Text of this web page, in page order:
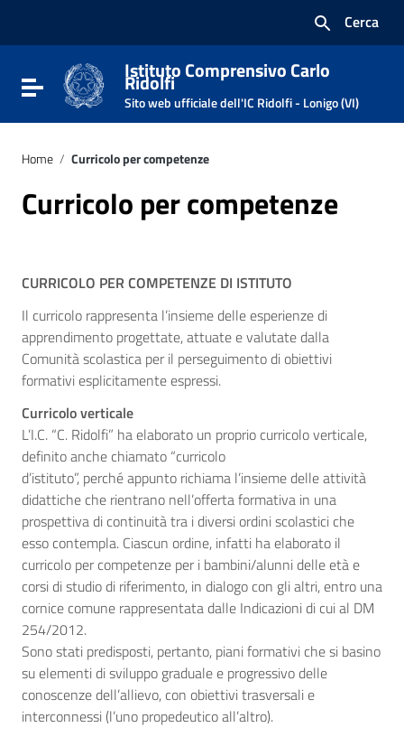
Vai al footer
Cerca
Attiva / disattiva la navigazione
Istituto Comprensivo Carlo
Ridolfi
Sito web ufficiale dell'IC Ridolfi - Lonigo (VI)
Home / Curricolo per competenze
Curricolo per competenze
CURRICOLO PER COMPETENZE DI ISTITUTO
Il curricolo rappresenta l’insieme delle esperienze di
apprendimento progettate, attuate e valutate dalla
Comunità scolastica per il perseguimento di obiettivi
formativi esplicitamente espressi.
Curricolo verticale
L’I.C. “C. Ridolfi” ha elaborato un proprio curricolo verticale,
definito anche chiamato “curricolo
d’istituto”, perché appunto richiama l’insieme delle attività
didattiche che rientrano nell’offerta formativa in una
prospettiva di continuità tra i diversi ordini scolastici che
esso contempla. Ciascun ordine, infatti ha elaborato il
curricolo per competenze per i bambini/alunni delle età e
corsi di studio di riferimento, in dialogo con gli altri, entro una
cornice comune rappresentata dalle Indicazioni di cui al DM
254/2012.
Sono stati predisposti, pertanto, piani formativi che si basino
su elementi di sviluppo graduale e progressivo delle
conoscenze dell’allievo, con obiettivi trasversali e
interconnessi (l’uno propedeutico all’altro).